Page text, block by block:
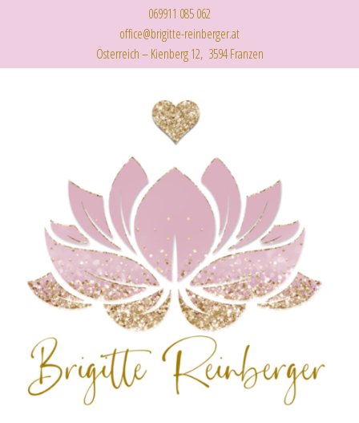
069911 085 062
office@brigitte-reinberger.at
Österreich – Kienberg 12, 3594 Franzen